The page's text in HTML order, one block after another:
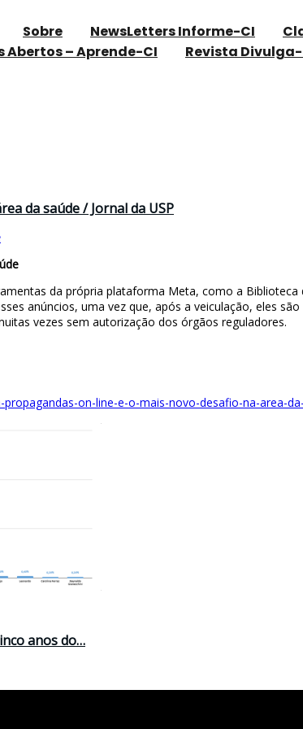
Sobre NewsLetters Informe-CI
Abertos – Aprende-CI
Revista
da saúde / Jornal da USP
da própria plataforma Meta, como a
anúncios, uma vez que, após a veiculação, eles
vezes sem autorização dos órgãos reguladores.
on-line-e-o-mais-novo-desafio-na-area-
anos do…